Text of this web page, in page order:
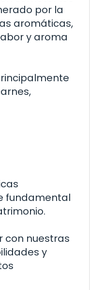
por la
aromáticas,
y aroma
fundamental
con nuestras
y